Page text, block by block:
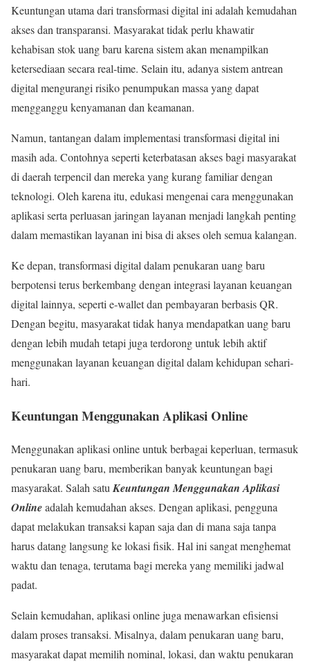
Keuntungan utama dari transformasi digital ini adalah kemudahan
akses dan transparansi. Masyarakat tidak perlu khawatir
kehabisan stok uang baru karena sistem akan menampilkan
ketersediaan secara real-time. Selain itu, adanya sistem antrean
digital mengurangi risiko penumpukan massa yang dapat
mengganggu kenyamanan dan keamanan.
Namun, tantangan dalam implementasi transformasi digital ini
masih ada. Contohnya seperti keterbatasan akses bagi masyarakat
di daerah terpencil dan mereka yang kurang familiar dengan
teknologi. Oleh karena itu, edukasi mengenai cara menggunakan
aplikasi serta perluasan jaringan layanan menjadi langkah penting
dalam memastikan layanan ini bisa di akses oleh semua kalangan.
Ke depan, transformasi digital dalam penukaran uang baru
berpotensi terus berkembang dengan integrasi layanan keuangan
digital lainnya, seperti e-wallet dan pembayaran berbasis QR.
Dengan begitu, masyarakat tidak hanya mendapatkan uang baru
dengan lebih mudah tetapi juga terdorong untuk lebih aktif
menggunakan layanan keuangan digital dalam kehidupan sehari-
hari.
Keuntungan Menggunakan Aplikasi Online
Menggunakan aplikasi online untuk berbagai keperluan, termasuk
penukaran uang baru, memberikan banyak keuntungan bagi
masyarakat. Salah satuKeuntungan Menggunakan Aplikasi
Onlineadalah kemudahan akses. Dengan aplikasi, pengguna
dapat melakukan transaksi kapan saja dan di mana saja tanpa
harus datang langsung ke lokasi fisik. Hal ini sangat menghemat
waktu dan tenaga, terutama bagi mereka yang memiliki jadwal
padat.
Selain kemudahan, aplikasi online juga menawarkan efisiensi
dalam proses transaksi. Misalnya, dalam penukaran uang baru,
masyarakat dapat memilih nominal, lokasi, dan waktu penukaran